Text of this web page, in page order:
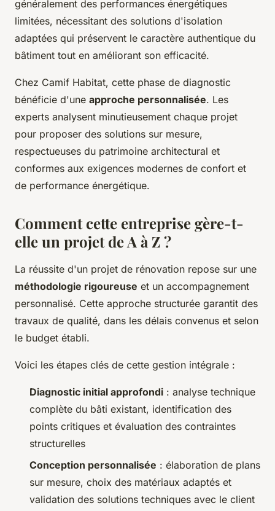
généralement des performances énergétiques
limitées, nécessitant des solutions d'isolation
adaptées qui préservent le caractère authentique du
bâtiment tout en améliorant son efficacité.
Chez Camif Habitat, cette phase de diagnostic
bénéficie d'une approche personnalisée. Les
experts analysent minutieusement chaque projet
pour proposer des solutions sur mesure,
respectueuses du patrimoine architectural et
conformes aux exigences modernes de confort et
de performance énergétique.
Comment cette entreprise gère-t-
elle un projet de A à Z ?
La réussite d'un projet de rénovation repose sur une
méthodologie rigoureuse et un accompagnement
personnalisé. Cette approche structurée garantit des
travaux de qualité, dans les délais convenus et selon
le budget établi.
Voici les étapes clés de cette gestion intégrale :
Diagnostic initial approfondi : analyse technique
complète du bâti existant, identification des
points critiques et évaluation des contraintes
structurelles
Conception personnalisée : élaboration de plans
sur mesure, choix des matériaux adaptés et
validation des solutions techniques avec le client